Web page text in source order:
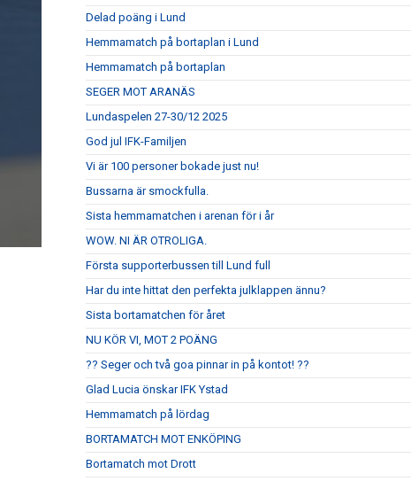
Delad poäng i Lund
Hemmamatch på bortaplan i Lund
Hemmamatch på bortaplan
SEGER MOT ARANÄS
Lundaspelen 27-30/12 2025
God jul IFK-Familjen
Vi är 100 personer bokade just nu!
Bussarna är smockfulla.
Sista hemmamatchen i arenan för i år
WOW. NI ÄR OTROLIGA.
Första supporterbussen till Lund full
Har du inte hittat den perfekta julklappen ännu?
Sista bortamatchen för året
NU KÖR VI, MOT 2 POÄNG
?? Seger och två goa pinnar in på kontot! ??
Glad Lucia önskar IFK Ystad
Hemmamatch på lördag
BORTAMATCH MOT ENKÖPING
Bortamatch mot Drott